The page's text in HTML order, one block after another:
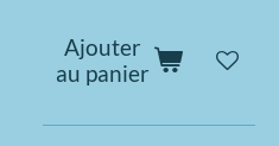
Ajouter
au panier